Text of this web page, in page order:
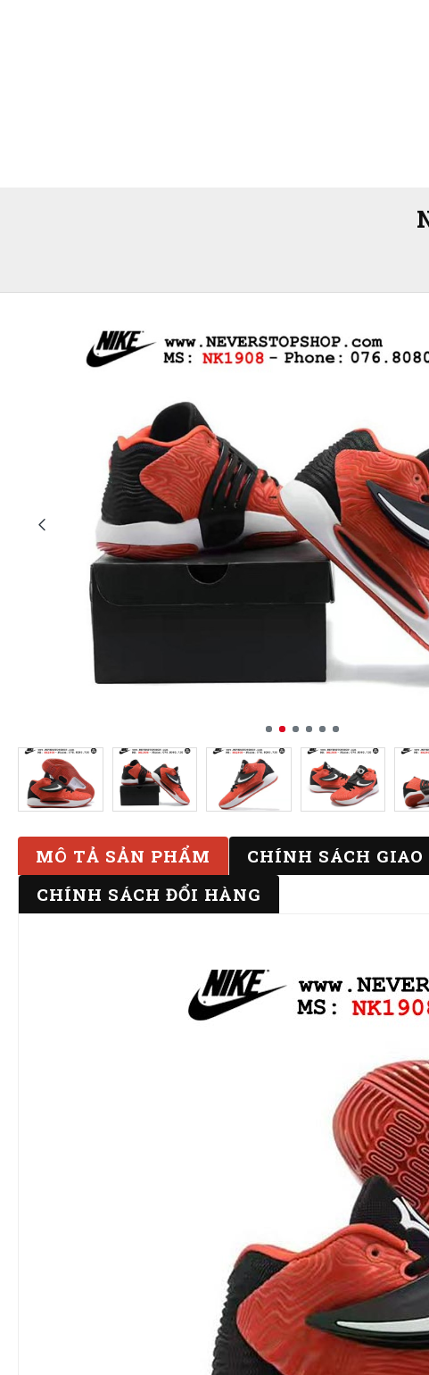
MÔ TẢ SẢN PHẨM CHÍNH SÁCH GIAO
CHÍNH SÁCH ĐỔI HÀNG